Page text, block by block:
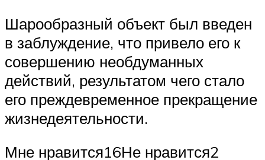
Шарообразный объект был введен
в заблуждение, что привело его к
совершению необдуманных
действий, результатом чего стало
его преждевременное прекращение
жизнедеятельности.
Мне нравится16Не нравится2